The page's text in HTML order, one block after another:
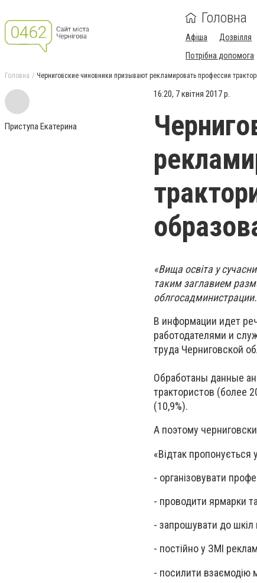
Головна
Афіша Дозвілля
Потрібна допомога
Головна Черниговские чиновники призывают рекламировать профессии
Приступа Екатерина
16:20, 7 квітня 2017 р.
«Вища освіта у
таким заглавием
облгосадминистрации.
В информации идет
работодателями и
труда Черниговской
Обработаны данные
трактористов (более
(10,9%).
А поэтому
«Відтак
- організовувати
- проводити ярмарки та
- запрошувати до шкіл
- постійно у ЗМІ
- посилити взаємодію